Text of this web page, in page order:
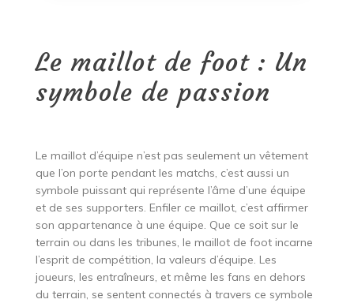
Le maillot de foot : Un
symbole de passion
Le maillot d’équipe n’est pas seulement un vêtement
que l’on porte pendant les matchs, c’est aussi un
symbole puissant qui représente l’âme d’une équipe
et de ses supporters. Enfiler ce maillot, c’est affirmer
son appartenance à une équipe. Que ce soit sur le
terrain ou dans les tribunes, le maillot de foot incarne
l’esprit de compétition, la valeurs d’équipe. Les
joueurs, les entraîneurs, et même les fans en dehors
du terrain, se sentent connectés à travers ce symbole